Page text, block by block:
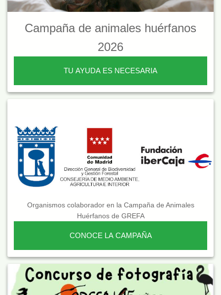
Campaña de animales huérfanos
2026
TU AYUDA ES NECESARIA
Organismos colaborador en la Campaña de Animales
Huérfanos de GREFA
CONOCE LA CAMPAÑA